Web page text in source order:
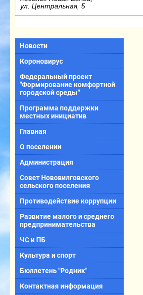
ул. Центральная, 5
Новости
Короновирус
Федеральный проект
"Формирование комфортной
городской среды"
Программа поддержки
местных инициатив
Главная
О поселении
Администрация
Совет Нововилговского
сельского поселения
Противодействие коррупции
Развитие малого и среднего
предпринимательства
ЧС и ПБ
Культура и спорт
Бюллетень "Родник"
Контактная информация